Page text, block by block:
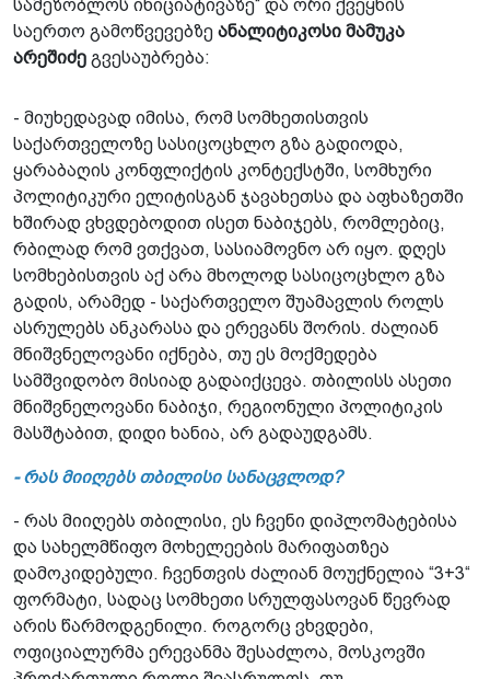
სამეზობლოს ინიციატივაზე“ და ორი ქვეყნის
საერთო გამოწვევებზე ანალიტიკოსი მამუკა
არეშიძე გვესაუბრება:
- მიუხედავად იმისა, რომ სომხეთისთვის
საქართველოზე სასიცოცხლო გზა გადიოდა,
ყარაბაღის კონფლიქტის კონტექსტში, სომხური
პოლიტიკური ელიტისგან ჯავახეთსა და აფხაზეთში
ხშირად ვხვდებოდით ისეთ ნაბიჯებს, რომლებიც,
რბილად რომ ვთქვათ, სასიამოვნო არ იყო. დღეს
სომხებისთვის აქ არა მხოლოდ სასიცოცხლო გზა
გადის, არამედ - საქართველო შუამავლის როლს
ასრულებს ანკარასა და ერევანს შორის. ძალიან
მნიშვნელოვანი იქნება, თუ ეს მოქმედება
სამშვიდობო მისიად გადაიქცევა. თბილისს ასეთი
მნიშვნელოვანი ნაბიჯი, რეგიონული პოლიტიკის
მასშტაბით, დიდი ხანია, არ გადაუდგამს.
- რას მიიღებს თბილისი სანაცვლოდ?
- რას მიიღებს თბილისი, ეს ჩვენი დიპლომატებისა
და სახელმწიფო მოხელეების მარიფათზეა
დამოკიდებული. ჩვენთვის ძალიან მოუქნელია “3+3“
ფორმატი, სადაც სომხეთი სრულფასოვან წევრად
არის წარმოდგენილი. როგორც ვხვდები,
ოფიციალურმა ერევანმა შესაძლოა, მოსკოვში